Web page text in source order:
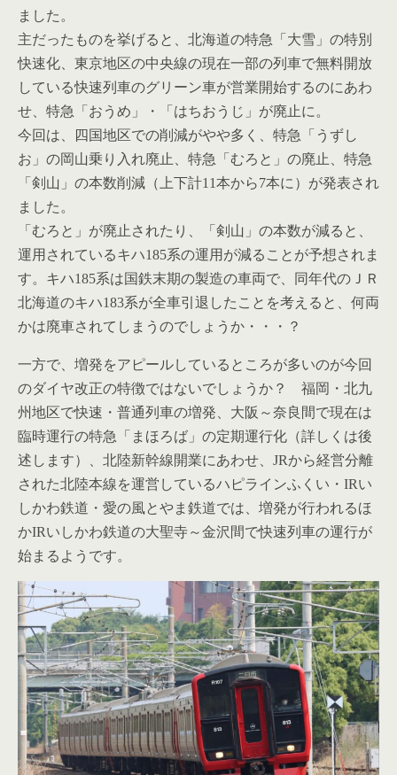
ました。
主だったものを挙げると、北海道の特急「大雪」の特別
快速化、東京地区の中央線の現在一部の列車で無料開放
している快速列車のグリーン車が営業開始するのにあわ
せ、特急「おうめ」・「はちおうじ」が廃止に。
今回は、四国地区での削減がやや多く、特急「うずし
お」の岡山乗り入れ廃止、特急「むろと」の廃止、特急
「剣山」の本数削減（上下計11本から7本に）が発表され
ました。
「むろと」が廃止されたり、「剣山」の本数が減ると、
運用されているキハ185系の運用が減ることが予想されま
す。キハ185系は国鉄末期の製造の車両で、同年代のＪＲ
北海道のキハ183系が全車引退したことを考えると、何両
かは廃車されてしまうのでしょうか・・・？
一方で、増発をアピールしているところが多いのが今回
のダイヤ改正の特徴ではないでしょうか？ 福岡・北九
州地区で快速・普通列車の増発、大阪～奈良間で現在は
臨時運行の特急「まほろば」の定期運行化（詳しくは後
述します）、北陸新幹線開業にあわせ、JRから経営分離
された北陸本線を運営しているハピラインふくい・IRい
しかわ鉄道・愛の風とやま鉄道では、増発が行われるほ
かIRいしかわ鉄道の大聖寺～金沢間で快速列車の運行が
始まるようです。